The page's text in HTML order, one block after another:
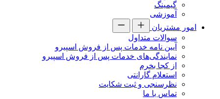
گیمینگ
آموزشی
امور مشتریان
سوالات متداول
آیین نامه خدمات پس از فروش اسپیرو
نمایندگی‌های خدمات پس از فروش اسپیرو
از کجا بخرم
استعلام گارانتی
نظرسنجی و ثبت شکایت
تماس با ما